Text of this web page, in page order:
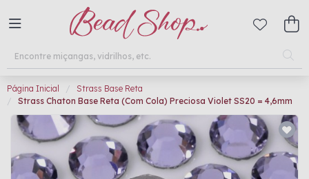
Página Inicial
Strass Base Reta
Strass Chaton Base Reta (Com Cola) Preciosa Violet SS20 = 4,6mm